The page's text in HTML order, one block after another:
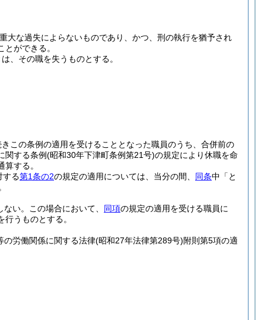
大な過失によらないものであり、かつ、刑の執行を猶予され
ができる。
、その職を失うものとする。
この条例の適用を受けることとなった職員のうち、合併前の
関する条例(昭和30年下津町条例第21号)の規定により休職を命
する。
する第1条の2の規定の適用については、当分の間、 同条中「と
い。 この場合において、 同項の規定の適用を受ける職員に
うものとする。
の労働関係に関する法律(昭和27年法律第289号)附則第5項の適